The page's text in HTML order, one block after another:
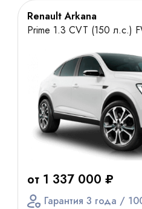
Renault Arkana
Prime 1.3 CVT (150 л.с.)
от 1 337 000 ₽
Гарантия 3 года /